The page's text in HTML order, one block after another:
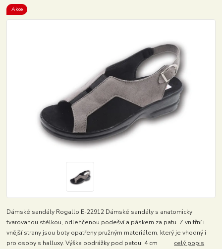
Akce
Dámské sandály Rogallo E-22912 Dámské sandály s anatomicky
tvarovanou stélkou, odlehčenou podešví a páskem za patu. Z vnitřní i
vnější strany jsou boty opatřeny pružným materiálem, který je vhodný i
pro osoby s halluxy. Výška podrážky pod patou: 4 cm celý popis